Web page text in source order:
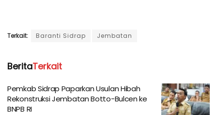
Terkait: Baranti Sidrap Jembatan
BeritaTerkait
Pemkab Sidrap Paparkan Usulan Hibah
Rekonstruksi Jembatan Botto-Bulcen ke
BNPB RI